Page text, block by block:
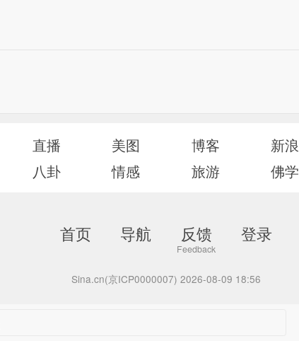
直播 美图 博客 新浪
八卦 情感 旅游 佛学
首页 导航 反馈 登录
Sina.cn(京ICP0000007) 2026-08-09 18:56